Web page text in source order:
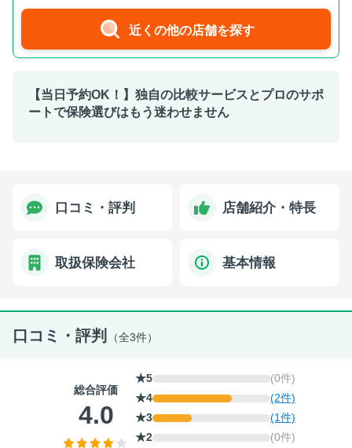
近くの他の店舗を探す
【当日予約OK！】独自の比較サービスとプロのサポ
ートで保険選びはもう迷わせません
口コミ・評判 店舗紹介・特長
取扱保険会社 基本情報
口コミ・評判 （全3件）
総合評価
4.0
★5
(0件)
★4
(2件)
★3
(1件)
★2
(0件)